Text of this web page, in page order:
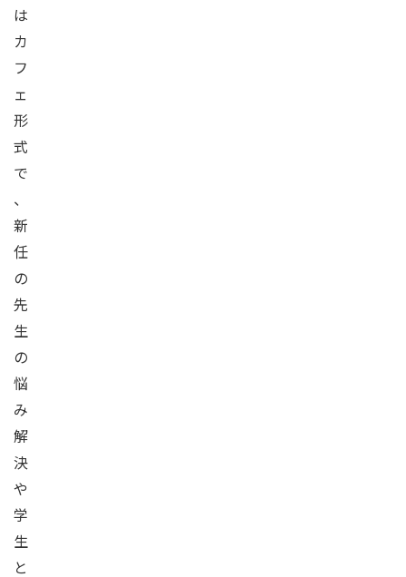
は
カ
フ
ェ
形
式
で
、
新
任
の
先
生
の
悩
み
解
決
や
学
生
と